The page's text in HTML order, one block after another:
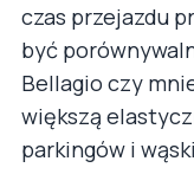
czas przejazdu
być
Bellagio czy
większą
parkingów i